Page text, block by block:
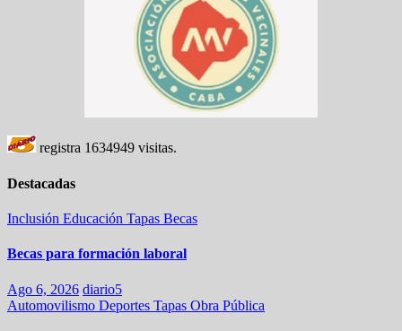
registra 1634949 visitas.
Destacadas
Inclusión Educación Tapas Becas
Becas para formación laboral
Ago 6, 2026 diario5
Automovilismo Deportes Tapas Obra Pública